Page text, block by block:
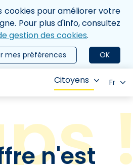
cookies pour améliorer votre
Pour plus d'info, consultez
gestion des cookies.
OK
mes préférences
Citoyens Fr
n'est